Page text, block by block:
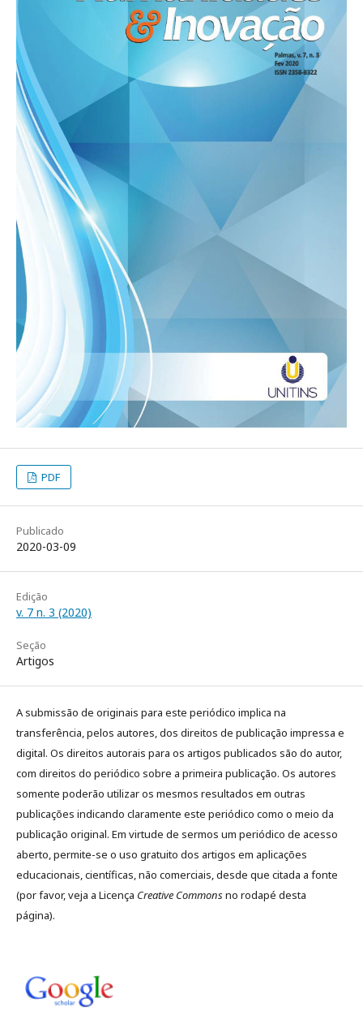
PDF
Publicado
2020-03-09
Edição
v. 7 n. 3 (2020)
Seção
Artigos
A submissão de originais para este periódico implica na
transferência, pelos autores, dos direitos de publicação impressa e
digital. Os direitos autorais para os artigos publicados são do autor,
com direitos do periódico sobre a primeira publicação. Os autores
somente poderão utilizar os mesmos resultados em outras
publicações indicando claramente este periódico como o meio da
publicação original. Em virtude de sermos um periódico de acesso
aberto, permite-se o uso gratuito dos artigos em aplicações
educacionais, científicas, não comerciais, desde que citada a fonte
(por favor, veja a Licença Creative Commonsno rodapé desta
página).